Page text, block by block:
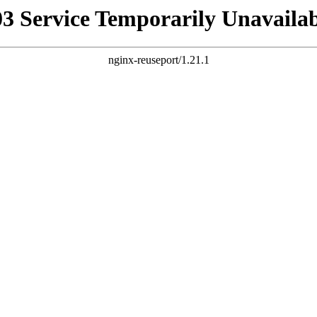
Service Temporarily
nginx-reuseport/1.21.1